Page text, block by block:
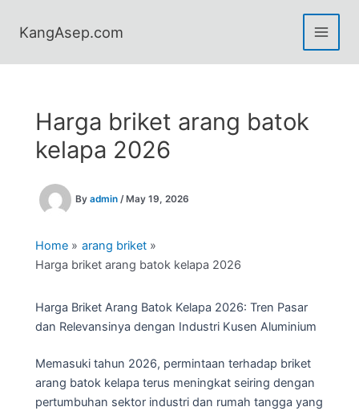
KangAsep.com
Harga briket arang batok
kelapa 2026
By admin / May 19, 2026
Home
arang briket
Harga briket arang batok kelapa 2026
Harga Briket Arang Batok Kelapa 2026: Tren Pasar
dan Relevansinya dengan Industri Kusen Aluminium
Memasuki tahun 2026, permintaan terhadap briket
arang batok kelapa terus meningkat seiring dengan
pertumbuhan sektor industri dan rumah tangga yang